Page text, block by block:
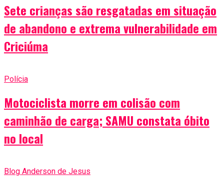
Sete crianças são resgatadas em situação
de abandono e extrema vulnerabilidade em
Criciúma
Polícia
Motociclista morre em colisão com
caminhão de carga; SAMU constata óbito
no local
Blog Anderson de Jesus